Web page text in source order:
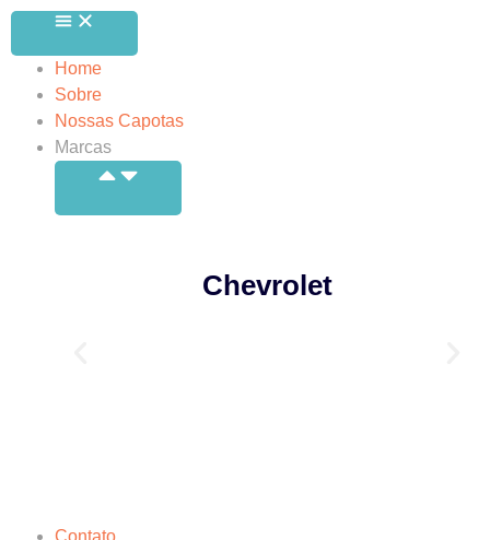
Home
Sobre
Nossas Capotas
Marcas
Chevrolet
Contato